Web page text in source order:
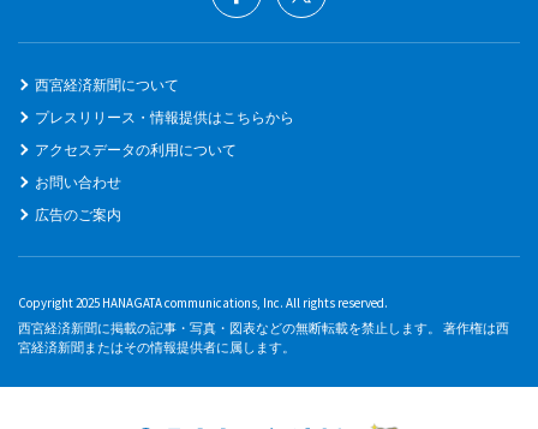
西宮経済新聞について
プレスリリース・情報提供はこちらから
アクセスデータの利用について
お問い合わせ
広告のご案内
Copyright 2025 HANAGATA communications, Inc. All rights reserved.
西宮経済新聞に掲載の記事・写真・図表などの無断転載を禁止します。 著作権は西
宮経済新聞またはその情報提供者に属します。